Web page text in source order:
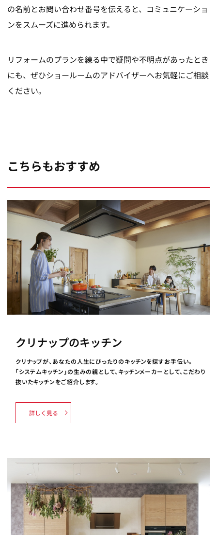
の名前とお問い合わせ番号を伝えると、コミュニケーショ
ンをスムーズに進められます。
リフォームのプランを練る中で疑問や不明点があったとき
にも、ぜひショールームのアドバイザーへお気軽にご相談
ください。
こちらもおすすめ
クリナップのキッチン
クリナップが、あなたの人生にぴったりのキッチンを探すお手伝い。
「システムキッチン」の生みの親として、キッチンメーカーとして、こだわり
抜いたキッチンをご紹介します。
詳しく見る